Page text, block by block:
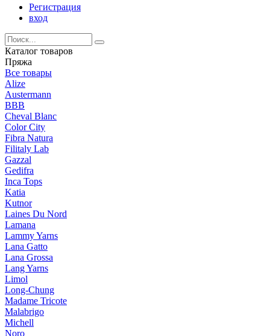
Регистрация
вход
Каталог товаров
Пряжа
Все товары
Alize
Austermann
BBB
Cheval Blanc
Color City
Fibra Natura
Filitaly Lab
Gazzal
Gedifra
Inca Tops
Katia
Kutnor
Laines Du Nord
Lamana
Lammy Yarns
Lana Gatto
Lana Grossa
Lang Yarns
Limol
Long-Chung
Madame Tricote
Malabrigo
Michell
Noro